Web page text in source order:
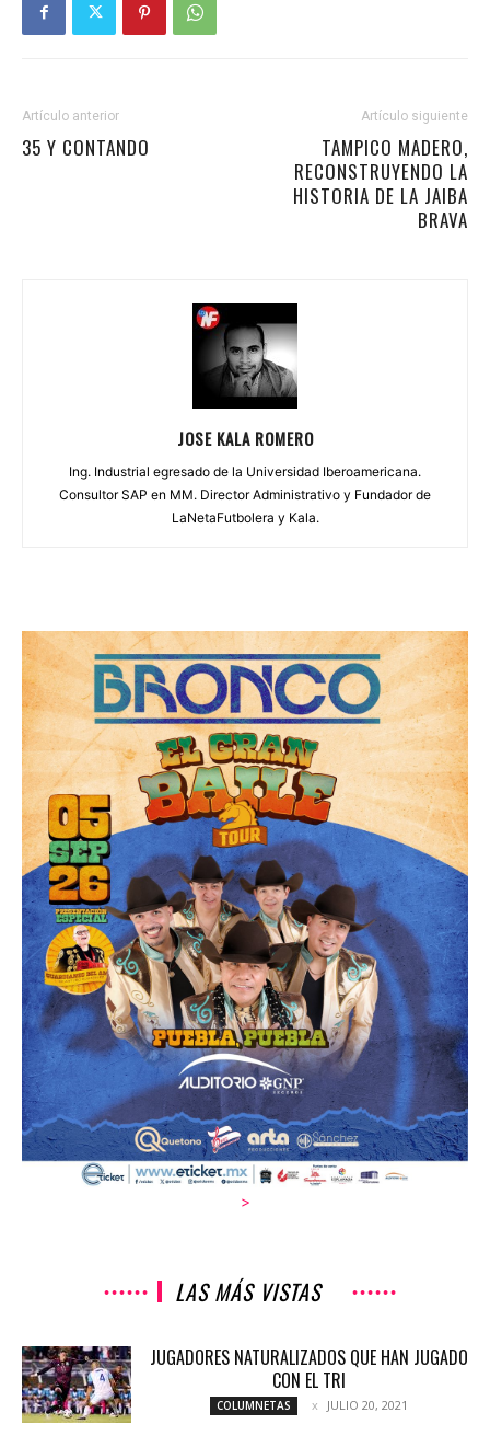
Artículo anterior
35 Y CONTANDO
Artículo siguiente
TAMPICO MADERO,
RECONSTRUYENDO LA
HISTORIA DE LA JAIBA
BRAVA
JOSE KALA ROMERO
Ing. Industrial egresado de la Universidad Iberoamericana.
Consultor SAP en MM. Director Administrativo y Fundador de
LaNetaFutbolera y Kala.
>
LAS MÁS VISTAS
JUGADORES NATURALIZADOS QUE HAN JUGADO
CON EL TRI
COLUMNETAS JULIO 20, 2021